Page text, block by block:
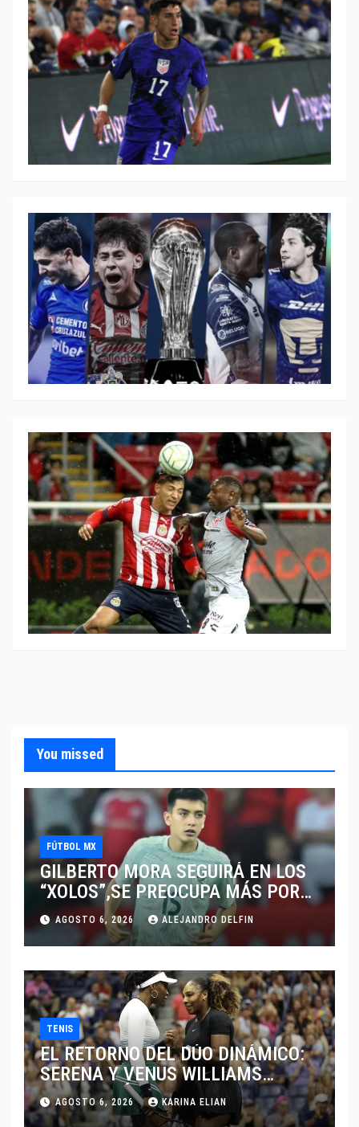
You missed
FÚTBOL MX
GILBERTO MORA SEGUIRÁ EN LOS
“XOLOS”,SE PREOCUPA MÁS POR
JUGAR EN SU EQUIPO.
AGOSTO 6, 2026 ALEJANDRO DELFIN
TENIS
EL RETORNO DEL DÚO DINÁMICO:
SERENA Y VENUS WILLIAMS
DISPUTARÁN LOS DOBLES EN
CINCINNATI 2026
AGOSTO 6, 2026 KARINA ELIAN